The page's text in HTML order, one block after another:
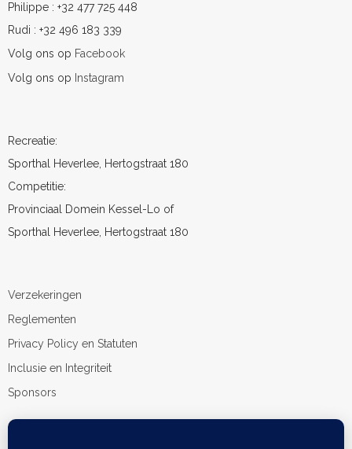
Philippe : +32 477 725 448
Rudi : +32 496 183 339
Volg ons op Facebook
Volg ons op Instagram
Recreatie:
Sporthal Heverlee, Hertogstraat 180
Competitie:
Provinciaal Domein Kessel-Lo of
Sporthal Heverlee, Hertogstraat 180
Verzekeringen
Reglementen
Privacy Policy en Statuten
Inclusie en Integriteit
Sponsors